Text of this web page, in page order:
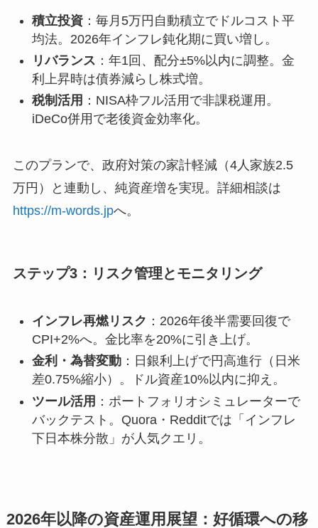
積立投資：毎月5万円自動積立でドルコスト平
均法。2026年インフレ鈍化期に買い増し。
リバランス ：年1回、配分±5%以内に調整。金
利上昇時は債券減らし株式増。
税制活用 ：NISA枠フル活用で非課税運用。
iDeCo併用で老後資金効率化。
このプランで、政府対策の家計軽減（4人家族2.5
万円）と連動し、純資産増を実現。詳細相談は
https://m-words.jpへ。
ステップ3：リスク管理とモニタリング
インフレ再燃リスク ：2026年後半需要回復で
CPI+2%へ。金比率を20%に引き上げ。
金利・為替変動：日銀利上げで円高進行（日米
差0.75%縮小）。ドル資産10%以内に抑え。
ツール活用 ：ポートフォリオシミュレーターで
バックテスト。Quora・Redditでは「インフレ
下日本株分散」が人気クエリ。
2026年以降の資産運用展望：好循環への移